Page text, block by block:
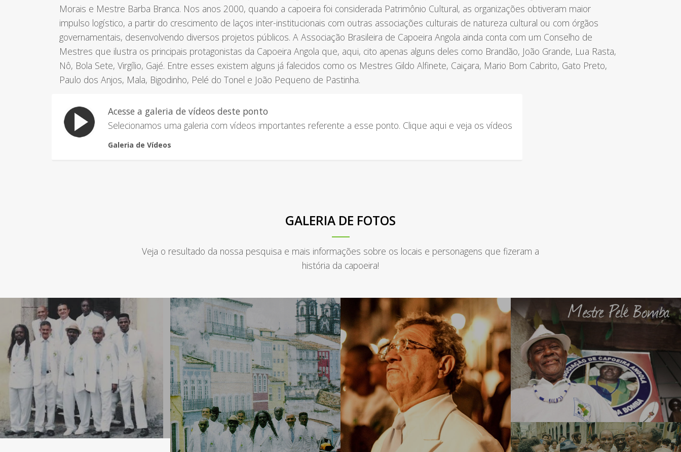
Morais e Mestre Barba Branca. Nos anos 2000, quando a capoeira foi considerada Patrimônio Cultural, as organizações obtiveram maior
impulso logístico, a partir do crescimento de laços inter-institucionais com outras associações culturais de natureza cultural ou com órgãos
governamentais, desenvolvendo diversos projetos públicos. A Associação Brasileira de Capoeira Angola ainda conta com um Conselho de
Mestres que ilustra os principais protagonistas da Capoeira Angola que, aqui, cito apenas alguns deles como Brandão, João Grande, Lua Rasta,
Nô, Bola Sete, Virgílio, Gajé. Entre esses existem alguns já falecidos como os Mestres Gildo Alfinete, Caiçara, Mario Bom Cabrito, Gato Preto,
Paulo dos Anjos, Mala, Bigodinho, Pelé do Tonel e João Pequeno de Pastinha.
Acesse a galeria de vídeos deste ponto
Selecionamos uma galeria com vídeos importantes referente a esse ponto. Clique aqui e veja os vídeos
Galeria de Vídeos
GALERIA DE FOTOS
Veja o resultado da nossa pesquisa e mais informações sobre os locais e personagens que fizeram a
história da capoeira!